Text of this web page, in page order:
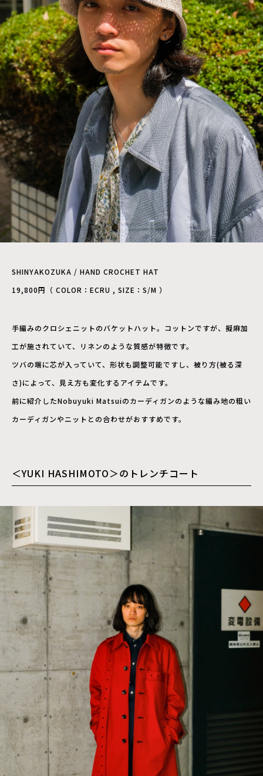
SHINYAKOZUKA / HAND CROCHET HAT
19,800円（ COLOR：ECRU , SIZE：S/M ）
手編みのクロシェニットのバケットハット。コットンですが、擬麻加
工が施されていて、リネンのような質感が特徴です。
ツバの端に芯が入っていて、形状も調整可能ですし、被り方(被る深
さ)によって、見え方も変化するアイテムです。
前に紹介したNobuyuki Matsuiのカーディガンのような編み地の粗い
カーディガンやニットとの合わせがおすすめです。
＜YUKI HASHIMOTO＞のトレンチコート